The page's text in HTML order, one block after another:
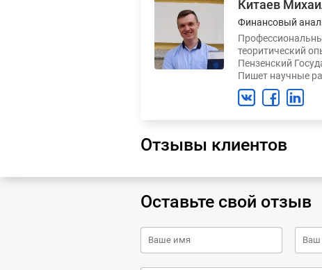
Китаев
Финансовый
теоритический
Пензенский
Пишет научные
Отзывы клиентов
Оставьте свой отзыв